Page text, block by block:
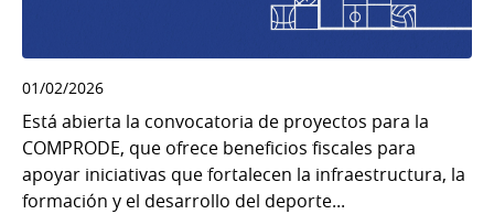
01/02/2026
Está abierta la convocatoria de proyectos para la
COMPRODE, que ofrece beneficios fiscales para
apoyar iniciativas que fortalecen la infraestructura, la
formación y el desarrollo del deporte...